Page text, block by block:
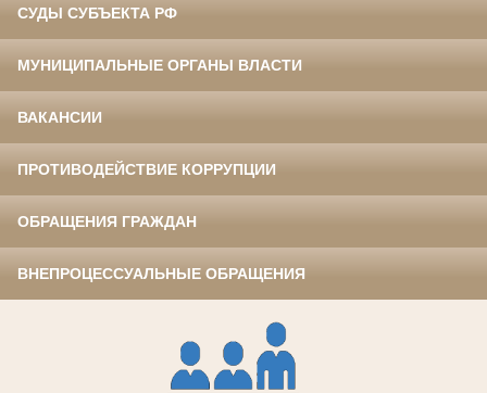
СУДЫ СУБЪЕКТА РФ
МУНИЦИПАЛЬНЫЕ ОРГАНЫ ВЛАСТИ
ВАКАНСИИ
ПРОТИВОДЕЙСТВИЕ КОРРУПЦИИ
ОБРАЩЕНИЯ ГРАЖДАН
ВНЕПРОЦЕССУАЛЬНЫЕ ОБРАЩЕНИЯ